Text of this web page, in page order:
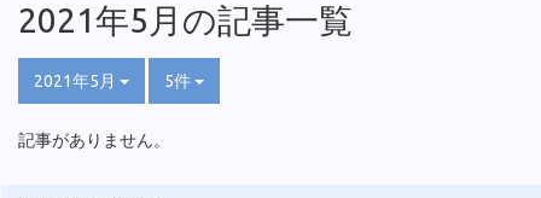
2021年5月の記事一覧
2021年5月 5件
記事がありません。